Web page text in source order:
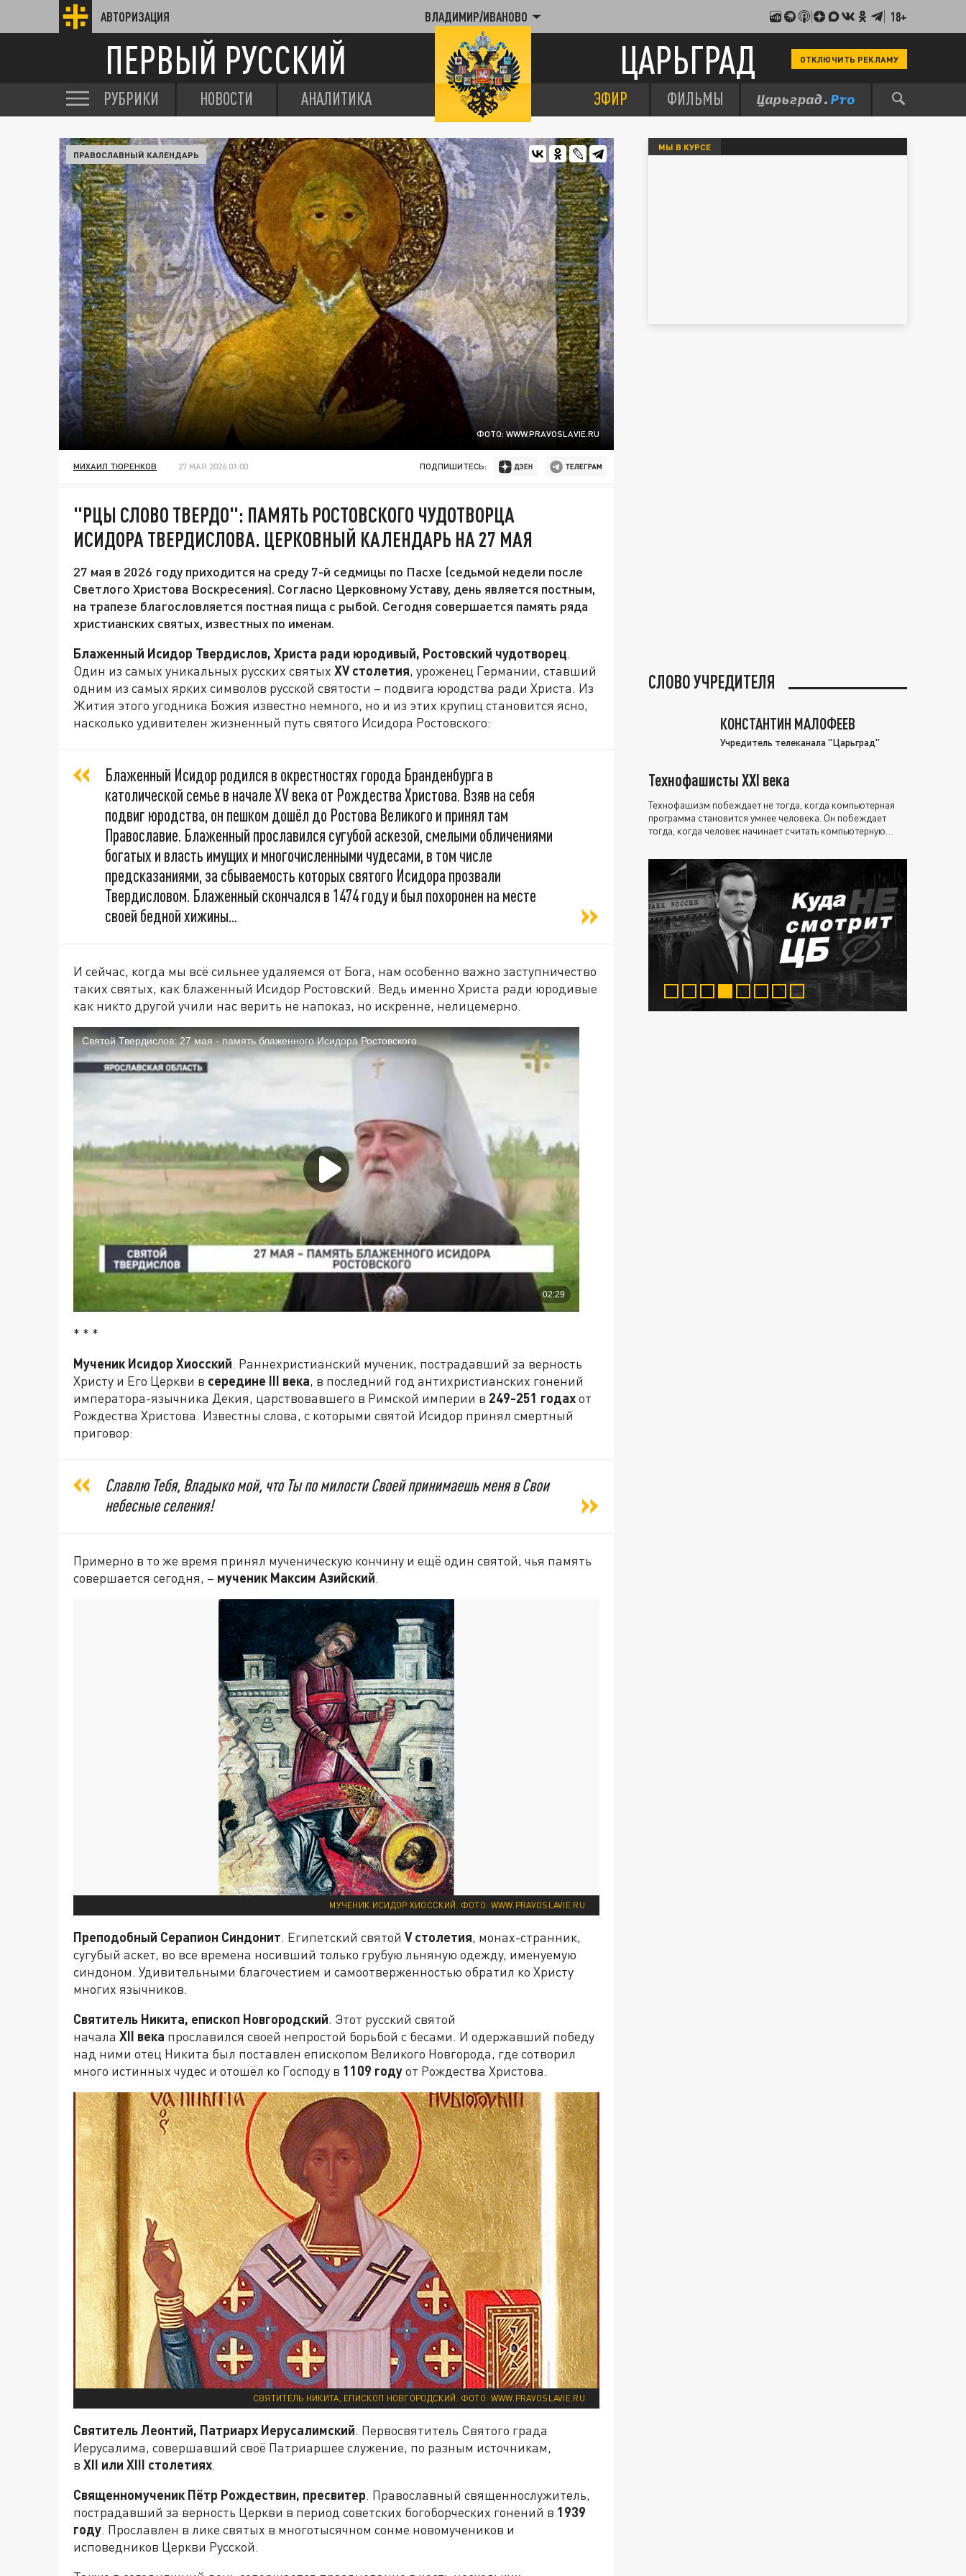
АВТОРИЗАЦИЯ ВЛАДИМИР/ИВАНОВО 18+
ПЕРВЫЙ РУССКИЙ ЦАРЬГРАД ОТКЛЮЧИТЬ РЕКЛАМУ
РУБРИКИ НОВОСТИ АНАЛИТИКА ЭФИР ФИЛЬМЫ
ФОТО: WWW.PRAVOSLAVIE.RU
ПРАВОСЛАВНЫЙ КАЛЕНДАРЬ
МИХАИЛ ТЮРЕНКОВ 27 МАЯ 2026 01:00 ПОДПИШИТЕСЬ:
"РЦЫ СЛОВО ТВЕРДО": ПАМЯТЬ РОСТОВСКОГО ЧУДОТВОРЦА
ИСИДОРА ТВЕРДИСЛОВА. ЦЕРКОВНЫЙ КАЛЕНДАРЬ НА 27 МАЯ
27 мая в 2026 году приходится на среду 7-й седмицы по Пасхе (седьмой недели после
Светлого Христова Воскресения). Согласно Церковному Уставу, день является постным,
на трапезе благословляется постная пища с рыбой. Сегодня совершается память ряда
христианских святых, известных по именам.
Блаженный Исидор Твердислов, Христа ради юродивый, Ростовский чудотворец.
Один из самых уникальных русских святых XV столетия, уроженец Германии, ставший
одним из самых ярких символов русской святости – подвига юродства ради Христа. Из
Жития этого угодника Божия известно немного, но и из этих крупиц становится ясно,
насколько удивителен жизненный путь святого Исидора Ростовского:
Блаженный Исидор родился в окрестностях города Бранденбурга в
католической семье в начале XV века от Рождества Христова. Взяв на себя
подвиг юродства, он пешком дошёл до Ростова Великого и принял там
Православие. Блаженный прославился сугубой аскезой, смелыми обличениями
богатых и власть имущих и многочисленными чудесами, в том числе
предсказаниями, за сбываемость которых святого Исидора прозвали
Твердисловом. Блаженный скончался в 1474 году и был похоронен на месте
своей бедной хижины...
И сейчас, когда мы всё сильнее удаляемся от Бога, нам особенно важно заступничество
таких святых, как блаженный Исидор Ростовский. Ведь именно Христа ради юродивые
как никто другой учили нас верить не напоказ, но искренне, нелицемерно.
* * *
Мученик Исидор Хиосский. Раннехристианский мученик, пострадавший за верность
Христу и Его Церкви в середине III века, в последний год антихристианских гонений
императора-язычника Декия, царствовавшего в Римской империи в 249-251 годахот
Рождества Христова. Известны слова, с которыми святой Исидор принял смертный
приговор:
Славлю Тебя, Владыко мой, что Ты по милости Своей принимаешь меня в Свои
небесные селения!
Примерно в то же время принял мученическую кончину и ещё один святой, чья память
совершается сегодня, – мученик Максим Азийский.
МУЧЕНИК ИСИДОР ХИОССКИЙ. ФОТО: WWW.PRAVOSLAVIE.RU
Преподобный Серапион Синдонит. Египетский святой Vстолетия, монах-странник,
сугубый аскет, во все времена носивший только грубую льняную одежду, именуемую
синдоном. Удивительными благочестием и самоотверженностью обратил ко Христу
многих язычников.
Святитель Никита, епископ Новгородский. Этот русский святой
начала XII века прославился своей непростой борьбой с бесами. И одержавший победу
над ними отец Никита был поставлен епископом Великого Новгорода, где сотворил
много истинных чудес и отошёл ко Господу в 1109 годуот Рождества Христова.
СВЯТИТЕЛЬ НИКИТА, ЕПИСКОП НОВГОРОДСКИЙ. ФОТО: WWW.PRAVOSLAVIE.RU
Святитель Леонтий, Патриарх Иерусалимский. Первосвятитель Святого града
Иерусалима, совершавший своё Патриаршее служение, по разным источникам,
в XII или XIII столетиях.
Священномученик Пётр Рождествин, пресвитер. Православный священнослужитель,
пострадавший за верность Церкви в период советских богоборческих гонений в 1939
году. Прославлен в лике святых в многотысячном сонме новомучеников и
исповедников Церкви Русской.
МЫ В КУРСЕ
СЛОВО УЧРЕДИТЕЛЯ
КОНСТАНТИН МАЛОФЕЕВ
Учредитель телеканала "Царьград"
Технофашисты XXI века
Технофашизм побеждает не тогда, когда компьютерная
программа становится умнее человека. Он побеждает
тогда, когда человек начинает считать компьютерную